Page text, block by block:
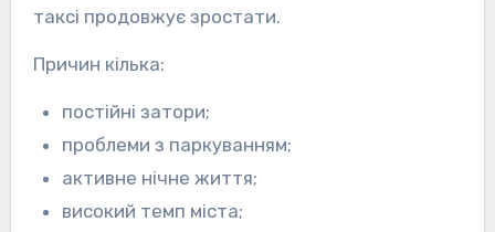
таксі продовжує зростати.
Причин кілька:
постійні затори;
проблеми з паркуванням;
активне нічне життя;
високий темп міста;